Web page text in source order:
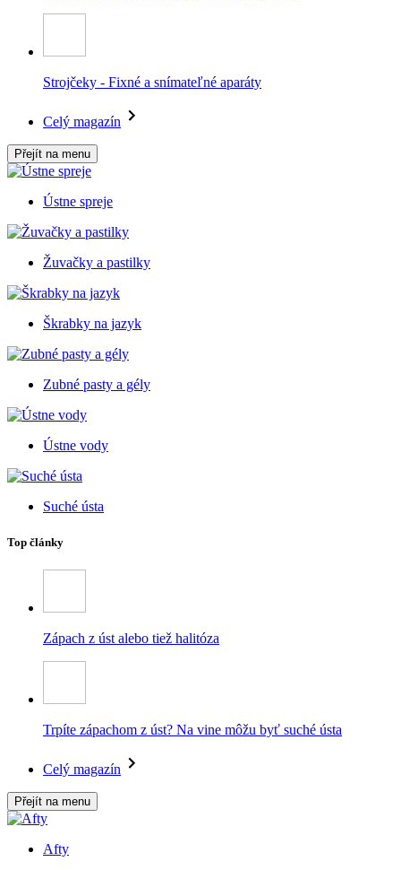
Strojčeky - Fixné a snímateľné aparáty
Celý magazín
Přejít na menu
Ústne spreje
Žuvačky a pastilky
Škrabky na jazyk
Zubné pasty a gély
Ústne vody
Suché ústa
Top články
Zápach z úst alebo tiež halitóza
Trpíte zápachom z úst? Na vine môžu byť suché ústa
Celý magazín
Přejít na menu
Afty